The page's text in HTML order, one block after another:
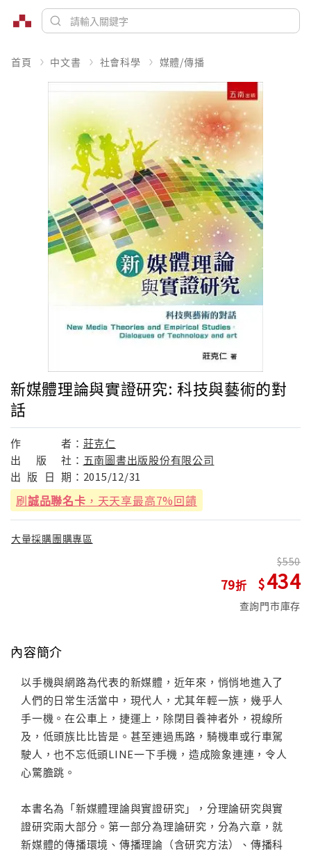
首頁 中文書 社會科學 媒體/傳播
新媒體理論與實證研究: 科技與藝術的對
話
作 者： 莊克仁
出
版 社： 五南圖書出版股份有限公司
出 版 日 期： 2015/12/31
刷誠品聯名卡 ，天天享最高7%回饋
大量採購團購專區
79
550
434
查詢門市庫存
內容簡介
以手機與網路為代表的新媒體，近年來，悄悄地進入了
人們的日常生活當中，現代人，尤其年輕一族，幾乎人
手一機。在公車上，捷運上，除閉目養神者外，視線所
及，低頭族比比皆是。甚至連過馬路，騎機車或行車駕
駛人，也不忘低頭LINE一下手機，造成險象連連，令人
心驚膽跳。
本書名為「新媒體理論與實證研究」，分理論研究與實
證研究兩大部分。第一部分為理論研究，分為六章，就
新媒體的傳播環境、傳播理論（含研究方法）、傳播科